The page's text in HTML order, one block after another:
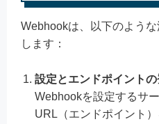
Webhookは、以下のよう
します：
設定とエンドポイント
Webhookを設定するサ
URL（エンドポイント